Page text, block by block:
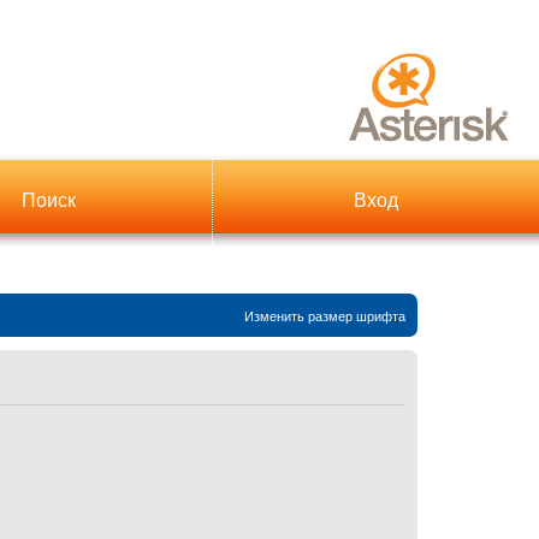
Поиск Вход
Изменить размер шрифта